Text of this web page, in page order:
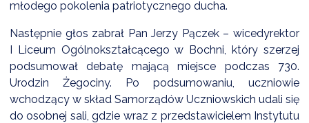
młodego pokolenia patriotycznego ducha.
Następnie głos zabrał Pan Jerzy Pączek – wicedyrektor
I Liceum Ogólnokształcącego w Bochni, który szerzej
podsumował debatę mającą miejsce podczas 730.
Urodzin Żegociny. Po podsumowaniu, uczniowie
wchodzący w skład Samorządów Uczniowskich udali się
do osobnej sali, gdzie wraz z przedstawicielem Instytutu